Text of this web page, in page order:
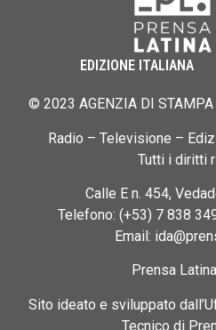
EDIZIONE ITALIANA
© 2023 AGENZIA DI STAMPA
Radio – Televisione –
Tutti i diritti
Calle E n. 454,
Telefono: (+53) 7 838
Email:
Prensa
Sito ideato e sviluppato
Tecnico di